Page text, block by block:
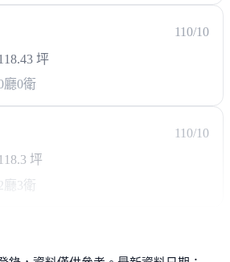
110/10
坪
廳0衛
110/10
坪
廳3衛